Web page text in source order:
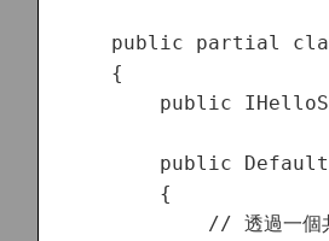
public partial
    {
public
public
        {
// 透過一個